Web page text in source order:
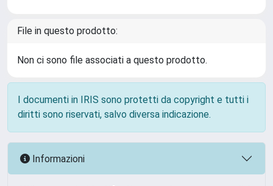
File in questo prodotto:
Non ci sono file associati a questo prodotto.
I documenti in IRIS sono protetti da copyright e tutti i
diritti sono riservati, salvo diversa indicazione.
Informazioni